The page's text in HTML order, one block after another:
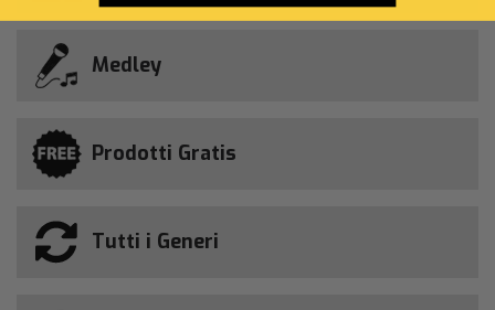
Medley
Prodotti Gratis
Tutti i Generi